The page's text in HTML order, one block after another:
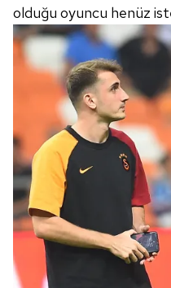
olduğu oyuncu henüz